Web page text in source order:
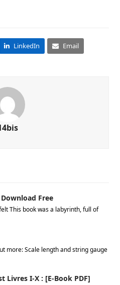
LinkedIn Email
Free
This book was a labyrinth, full of
more: Scale length and string gauge
Livres I-X : [E-Book PDF]